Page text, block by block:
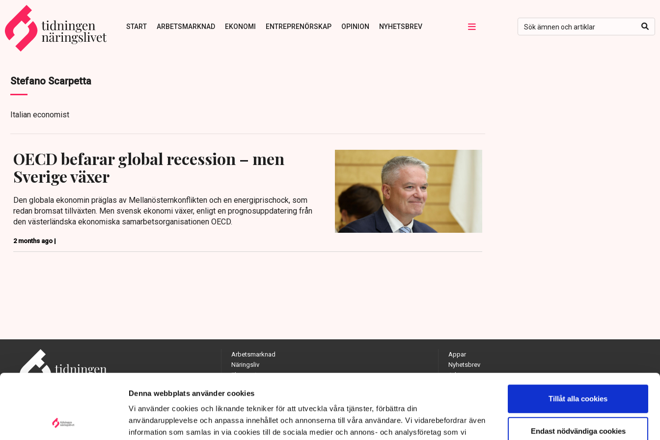
Denna webbplats använder cookies
Vi använder cookies och liknande tekniker för att utveckla våra tjänster, förbättra din
användarupplevelse och anpassa innehållet och annonserna till våra användare. Vi vidarebefordrar även
information som samlas in via cookies till de sociala medier och annons- och analysföretag som vi
Tillåt alla cookies
Endast nödvändiga cookies
START ARBETSMARKNAD EKONOMI ENTREPRENÖRSKAP OPINION NYHETSBREV
Stefano Scarpetta
Italian economist
OECD befarar global recession – men
Sverige växer
Den globala ekonomin präglas av Mellanösternkonflikten och en energiprischock, som
redan bromsat tillväxten. Men svensk ekonomi växer, enligt en prognosuppdatering från
den västerländska ekonomiska samarbetsorganisationen OECD.
2 months ago |
Adress: Tidningen Näringslivet, 114 82 Stockholm
Arbetsmarknad
Näringsliv
Ekonomi
Opinion
Hållbarhet
Utrikes
Quiz
Appar
Nyhetsbrev
Arkiv
Kontakta redaktionen
Chefredaktör och ansvarig utgivare: